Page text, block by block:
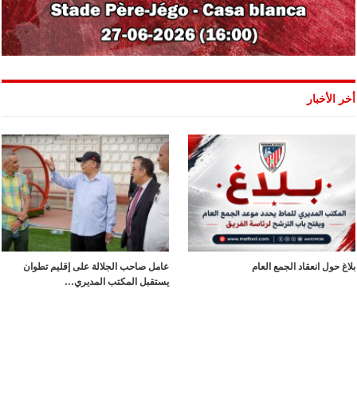
أخر الأخبار
بلاغ حول انعقاد الجمع العام
عامل صاحب الجلالة على إقليم تطوان
يستقبل المكتب المديري…